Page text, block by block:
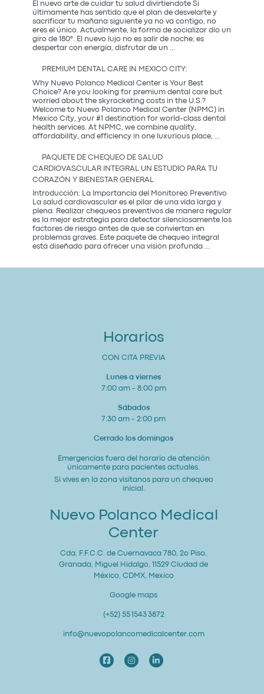
y
la
Tradición
El nuevo arte de cuidar tu salud divirtiendote Si
últimamente has sentido que el plan de desvelarte y
sacrificar tu mañana siguiente ya no va contigo, no
eres el único. Actualmente, la forma de socializar dio un
giro de 180°. El nuevo lujo no es salir de noche; es
despertar con energía, disfrutar de un ...
una
Party?
Descubre
la
tendencia
más
saludable
del
PREMIUM DENTAL CARE IN MEXICO CITY:
Why Nuevo Polanco Medical Center is Your Best
Choice? Are you looking for premium dental care but
worried about the skyrocketing costs in the U.S.?
Welcome to Nuevo Polanco Medical Center (NPMC) in
Mexico City, your #1 destination for world-class dental
health services. At NPMC, we combine quality,
affordability, and efficiency in one luxurious place,
PAQUETE DE CHEQUEO DE SALUD
CARDIOVASCULAR INTEGRAL UN ESTUDIO PARA TU
CORAZÓN Y BIENESTAR GENERAL
Introducción: La Importancia del Monitoreo Preventivo
La salud cardiovascular es el pilar de una vida larga y
plena. Realizar chequeos preventivos de manera regular
es la mejor estrategia para detectar silenciosamente los
factores de riesgo antes de que se conviertan en
problemas graves. Este paquete de chequeo integral
está diseñado para ofrecer una visión profunda ...
Horarios
CON CITA PREVIA
Lunes a viernes
7:00 am - 8:00 pm
Sábados
7:30 am - 2:00 pm
Cerrado los domingos
Emergencias fuera del horario de atención
únicamente para pacientes actuales.
Si vives en la zona visítanos para un chequeo
inicial.
Nuevo Polanco Medical
Center
Cda. F.F.C.C. de Cuernavaca 780, 2o Piso,
Granada, Miguel Hidalgo, 11529 Ciudad de
México, CDMX, Mexico
Google maps
(+52) 55 1543 3872
info@nuevopolancomedicalcenter.com